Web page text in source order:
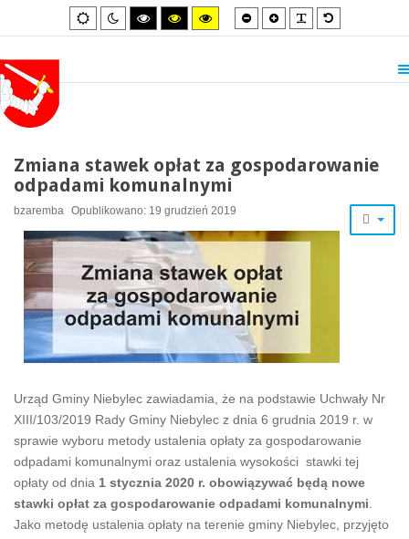
Default
mode
Night
mode
High
contrast
High
contrast
High
contrast
Smaller
font
Larger
font
Default
font
Zmiana stawek opłat za gospodarowanie
odpadami komunalnymi
bzaremba Opublikowano: 19 grudzień 2019
Urząd Gminy Niebylec zawiadamia, że na podstawie Uchwały Nr
XIII/103/2019 Rady Gminy Niebylec z dnia 6 grudnia 2019 r. w
sprawie wyboru metody ustalenia opłaty za gospodarowanie
odpadami komunalnymi oraz ustalenia wysokości stawki tej
opłaty od dnia 1 stycznia 2020 r. obowiązywać będą nowe
stawki opłat za gospodarowanie odpadami komunalnymi
Jako metodę ustalenia opłaty na terenie gminy Niebylec, przyjęto